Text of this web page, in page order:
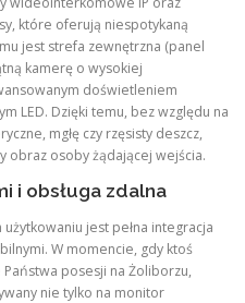
które oferują niespotykaną
jest strefa zewnętrzna (panel
kamerę o wysokiej
doświetleniem
LED. Dzięki temu, bez względu na
mgłę czy rzęsisty deszcz,
obraz osoby żądającej wejścia.
i obsługa zdalna
jest pełna integracja
W momencie, gdy ktoś
Państwa posesji na Żoliborzu,
nie tylko na monitor